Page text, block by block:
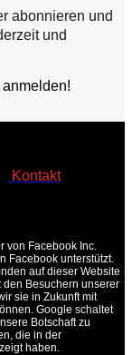
abonnieren und
und
Kontakt
von Facebook Inc.
Facebook unterstützt.
auf dieser Website
den Besuchern unserer
sie in Zukunft mit
Google schaltet
Botschaft zu
die in der
haben.